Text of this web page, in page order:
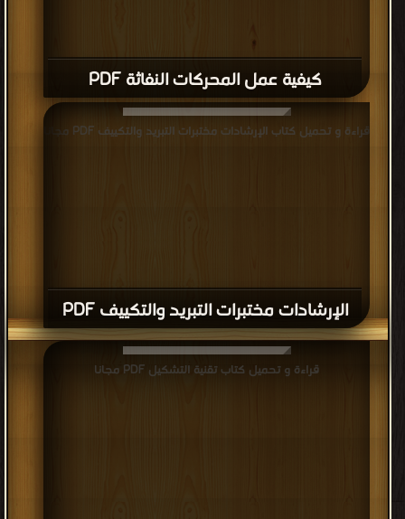
كيفية عمل المحركات النفاثة PDF
الإرشادات مختبرات التبريد والتكييف PDF
قراءة و تحميل كتاب الإرشادات مختبرات التبريد والتكييف PDF مجانا
قراءة و تحميل كتاب تقنية التشكيل PDF مجانا